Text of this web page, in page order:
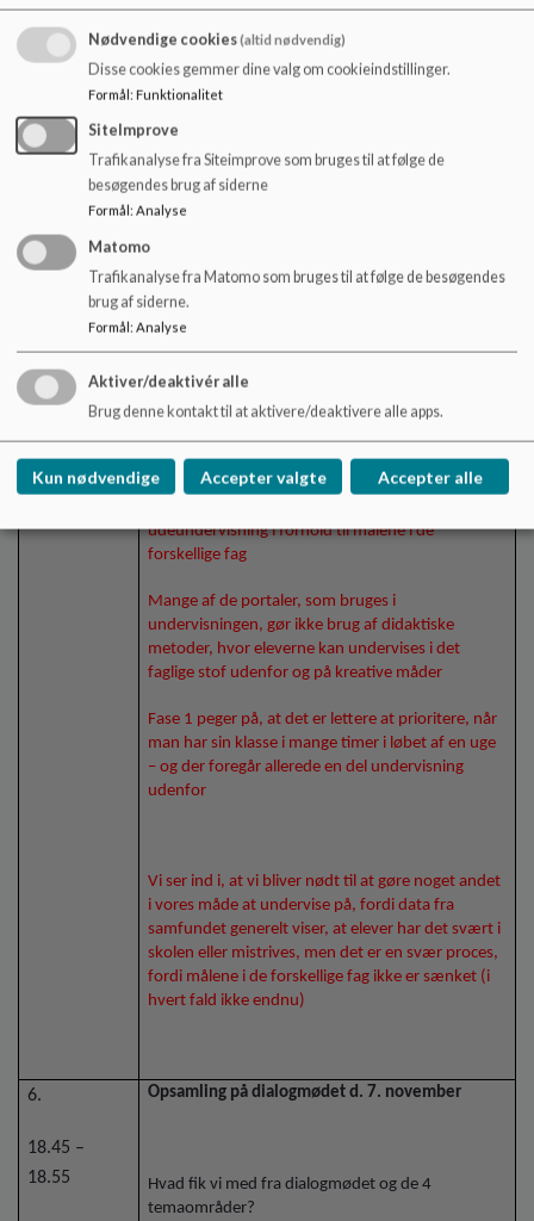
18.30 –
Helle
Orientering
klasselokalet blev drøftet af skolebestyrelsen
på et temamøde i 2022-23. Formålet var at se
på erfaringerne fra Corona fra den øgede
ude-undervisning.
Lærerne har drøftet punktet. Skolen giver en
tilbagemelding på dette.
Der har været en fælles drøftelse i
medarbejdergruppen, hvor corona-
udeundervisningen blev drøftet.
udeundervisning i forhold til målene i de
forskellige fag
Mange af de portaler, som bruges i
undervisningen, gør ikke brug af didaktiske
metoder, hvor eleverne kan undervises i det
faglige stof udenfor og på kreative måder
Fase 1 peger på, at det er lettere at prioritere, når
man har sin klasse i mange timer i løbet af en uge
– og der foregår allerede en del undervisning
udenfor
Vi ser ind i, at vi bliver nødt til at gøre noget andet
i vores måde at undervise på, fordi data fra
samfundet generelt viser, at elever har det svært i
skolen eller mistrives, men det er en svær proces,
fordi målene i de forskellige fag ikke er sænket (i
hvert fald ikke endnu)
6.
18.45 –
18.55
Opsamling på dialogmødet d. 7. november
Hvad fik vi med fra dialogmødet og de 4
temaområder?
Nødvendige cookies(altid nødvendig)
Disse cookies gemmer dine valg om cookieindstillinger.
Formål: Funktionalitet
SiteImprove
Trafikanalyse fra Siteimprove som bruges til at følge de
besøgendes brug af siderne
Formål : Analyse
Matomo
Trafikanalyse fra Matomo som bruges til at følge de besøgendes
brug af siderne.
Formål: Analyse
Aktiver/deaktivér alle
Brug denne kontakt til at aktivere/deaktivere alle apps.
Kun nødvendige Accepter valgte Accepter alle